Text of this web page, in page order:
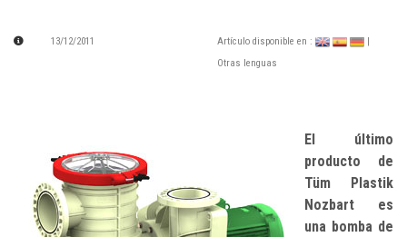
13/12/2011 Artículo disponible en :
Otras lenguas
El último
producto de
Tüm Plastik
Nozbart es
una bomba de